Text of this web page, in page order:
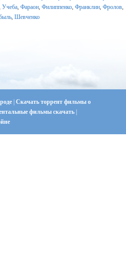
Учеба Фараон Филиппенко Франклин Фролов
Шевченко
| Скачать торрент фильмы о
фильмы скачать |